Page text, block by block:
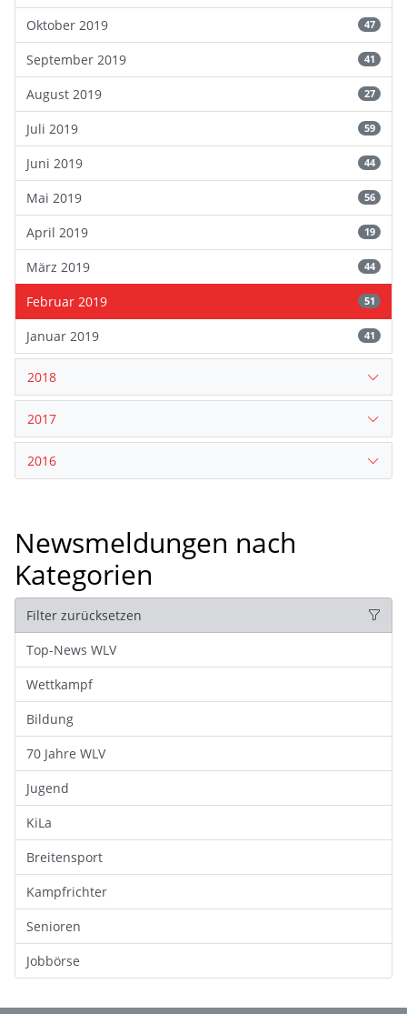
Oktober 2019 47
September 2019 41
August 2019 27
Juli 2019 59
Juni 2019 44
Mai 2019 56
April 2019 19
März 2019 44
Februar 2019 51
Januar 2019 41
2018
2017
2016
Newsmeldungen nach
Kategorien
Filter zurücksetzen
Top-News WLV
Wettkampf
Bildung
70 Jahre WLV
Jugend
KiLa
Breitensport
Kampfrichter
Senioren
Jobbörse